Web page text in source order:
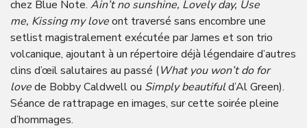
chez Blue Note. Ain’t no sunshine, Lovely day, Use
me, Kissing my loveont traversé sans encombre une
setlist magistralement exécutée par James et son trio
volcanique, ajoutant à un répertoire déjà légendaire d’autres
clins d’œil salutaires au passé (What you won’t do for
lovede Bobby Caldwell ou Simply beautifuld’Al Green).
Séance de rattrapage en images, sur cette soirée pleine
d’hommages.